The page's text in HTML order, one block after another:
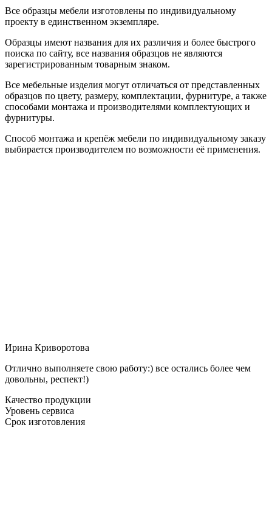
Все образцы мебели изготовлены по индивидуальному
проекту в единственном экземпляре.
Образцы имеют названия для их различия и более быстрого
поиска по сайту, все названия образцов не являются
зарегистрированным товарным знаком.
Все мебельные изделия могут отличаться от представленных
образцов по цвету, размеру, комплектации, фурнитуре, а также
способами монтажа и производителями комплектующих и
фурнитуры.
Способ монтажа и крепёж мебели по индивидуальному заказу
выбирается производителем по возможности её применения.
Ирина Криворотова
Отлично выполняете свою работу:) все остались более чем
довольны, респект!)
Качество продукции
Уровень сервиса
Срок изготовления